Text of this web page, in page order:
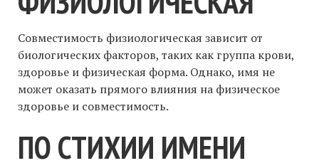
Совместимость физиологическая зависит от
биологических факторов, таких как группа крови,
здоровье и физическая форма. Однако, имя не
может оказать прямого влияния на физическое
здоровье и совместимость.
ПО СТИХИИ ИМЕНИ